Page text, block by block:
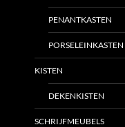
PENANTKASTEN
PORSELEINKASTEN
KISTEN
DEKENKISTEN
SCHRIJFMEUBELS